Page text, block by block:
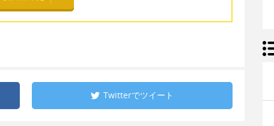
Twitterでツイート